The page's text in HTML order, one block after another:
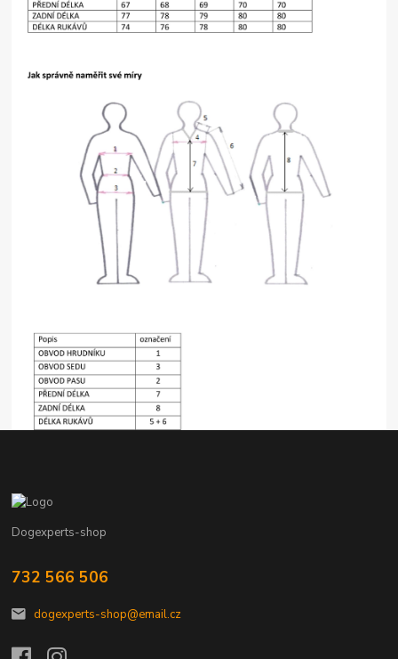
Dogexperts-shop
732 566 506
dogexperts-shop@email.cz